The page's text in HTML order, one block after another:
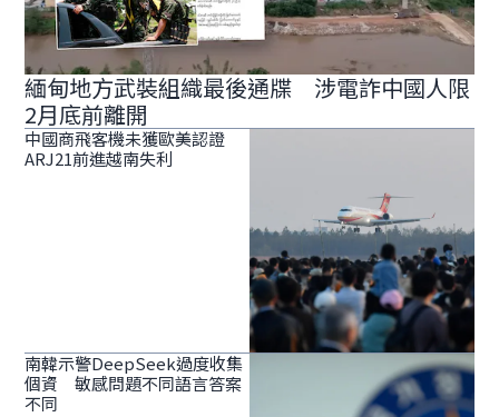
緬甸地方武裝組織最後通牒 涉電詐中國人限
2月底前離開
中國商飛客機未獲歐美認證
ARJ21前進越南失利
南韓示警DeepSeek過度收集
個資 敏感問題不同語言答案
不同